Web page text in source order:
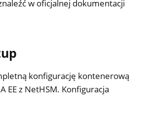
w oficjalnej dokumentacji
konfigurację kontenerową
EE z NetHSM. Konfiguracja